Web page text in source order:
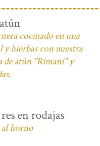
cocinado en una
y hierbas con nuestra
de atún "Rimani" y
en rodajas
al horno